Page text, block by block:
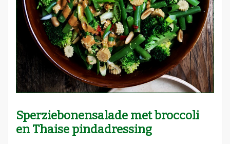
Sperziebonensalade met broccoli
en Thaise pindadressing